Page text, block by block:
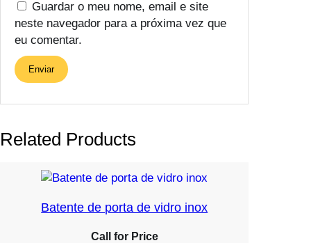
Guardar o meu nome, email e site
neste navegador para a próxima vez que
eu comentar.
Related Products
Batente de porta de vidro inox
Call for Price